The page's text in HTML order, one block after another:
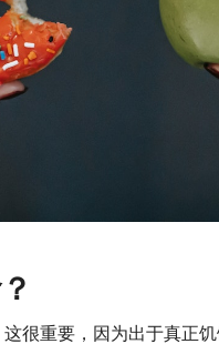
很重要，因为出于真正